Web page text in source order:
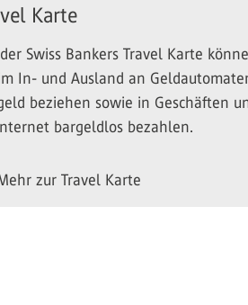
Karte
Swiss Bankers Travel Karte
In- und Ausland an
beziehen sowie in Geschäften
bargeldlos bezahlen.
zur Travel Karte